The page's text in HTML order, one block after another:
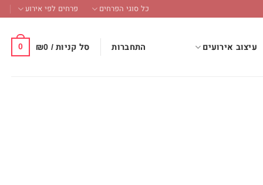
כל סוגי הפרחים פרחים לפי אירוע
עיצוב אירועים התחברות סל קניות / ₪0
0